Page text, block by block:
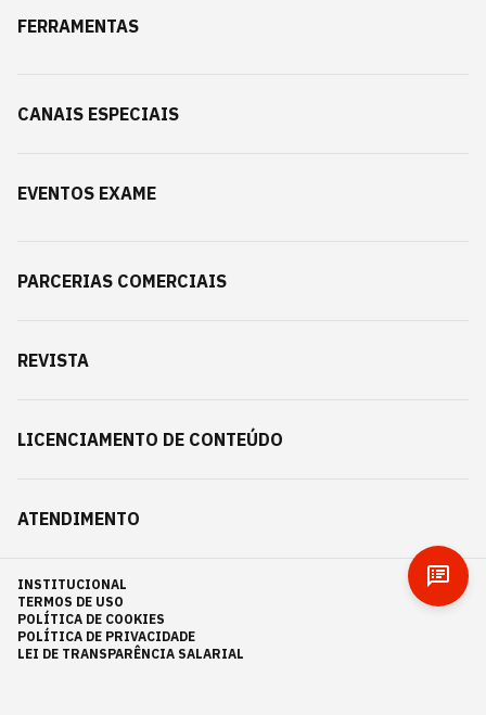
FERRAMENTAS
CANAIS ESPECIAIS
EVENTOS EXAME
PARCERIAS COMERCIAIS
REVISTA
LICENCIAMENTO DE CONTEÚDO
ATENDIMENTO
INSTITUCIONAL
TERMOS DE USO
POLÍTICA DE COOKIES
POLÍTICA DE PRIVACIDADE
LEI DE TRANSPARÊNCIA SALARIAL